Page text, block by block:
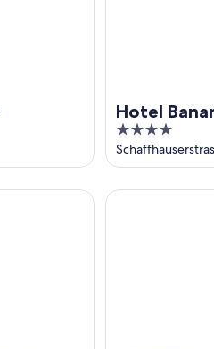
Hotel
4
out
of
5
Radisson Hotel